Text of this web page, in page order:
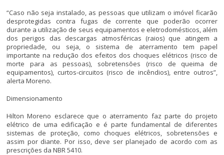
“Caso não seja instalado, as pessoas que utilizam o imóvel ficarão
desprotegidas contra fugas de corrente que poderão ocorrer
durante a utilização de seus equipamentos e eletrodomésticos, além
dos perigos das descargas atmosféricas (raios) que atingem a
propriedade, ou seja, o sistema de aterramento tem papel
importante na redução dos efeitos dos choques elétricos (risco de
morte para as pessoas), sobretensões (risco de queima de
equipamentos), curtos-circuitos (risco de incêndios), entre outros”,
alerta Moreno.
Dimensionamento
Hilton Moreno esclarece que o aterramento faz parte do projeto
elétrico de uma edificação e é parte fundamental de diferentes
sistemas de proteção, como choques elétricos, sobretensões e
assim por diante. Por isso, deve ser planejado de acordo com as
prescrições da NBR 5410.